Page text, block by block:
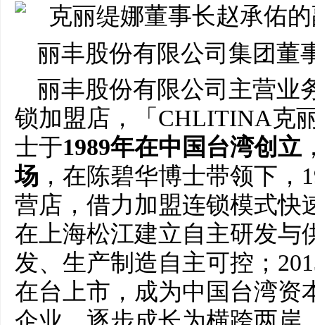
丽丰股份有限公司集团董
丽丰股份有限公司主营业
锁加盟店，「CHLITINA克
士于1989年在中国台湾创立
场 ，在陈碧华博士带领下
营店，借力加盟连锁模式快
在上海松江建立自主研发与
发、生产制造自主可控；
在台上市，成为中国台湾资